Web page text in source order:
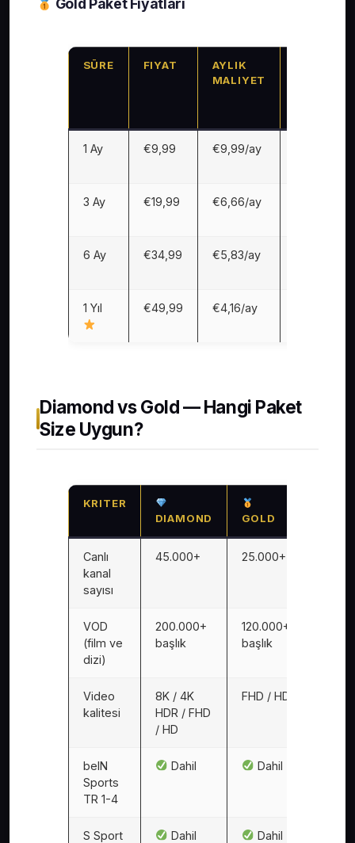
Gold Paket Fiyatları
SÜRE FIYAT
AYLIK
MALIYET
1 Ay €9,99 €9,99/ay
3 Ay €19,99 €6,66/ay
6 Ay €34,99 €5,83/ay
1 Yıl €49,99 €4,16/ay
Diamond vs Gold — Hangi Paket
Size Uygun?
KRITER
DIAMOND
GOLD
Canlı
kanal
sayısı
45.000+ 25.000+
VOD
(film ve
dizi)
200.000+
başlık
120.000+
başlık
Video
kalitesi
8K / 4K
HDR / FHD
/ HD
FHD / HD
beIN
Sports
TR 1-4
Dahil Dahil
S Sport
Dahil Dahil